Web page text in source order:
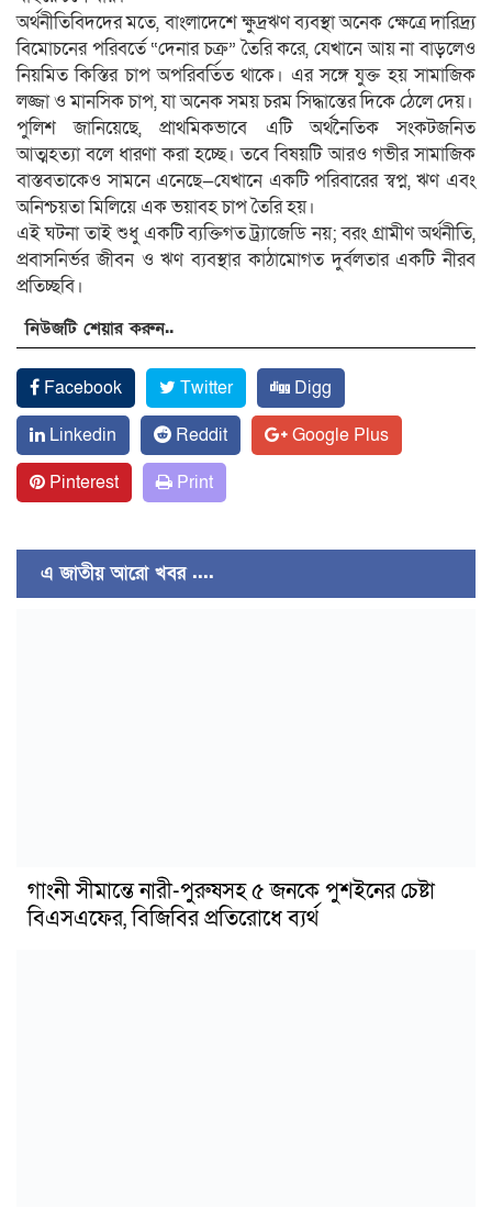
অর্থনীতিবিদদের মতে, বাংলাদেশে ক্ষুদ্রঋণ ব্যবস্থা অনেক ক্ষেত্রে দারিদ্র্য
বিমোচনের পরিবর্তে “দেনার চক্র” তৈরি করে, যেখানে আয় না বাড়লেও
নিয়মিত কিস্তির চাপ অপরিবর্তিত থাকে। এর সঙ্গে যুক্ত হয় সামাজিক
লজ্জা ও মানসিক চাপ, যা অনেক সময় চরম সিদ্ধান্তের দিকে ঠেলে দেয়।
পুলিশ জানিয়েছে, প্রাথমিকভাবে এটি অর্থনৈতিক সংকটজনিত
আত্মহত্যা বলে ধারণা করা হচ্ছে। তবে বিষয়টি আরও গভীর সামাজিক
বাস্তবতাকেও সামনে এনেছে—যেখানে একটি পরিবারের স্বপ্ন, ঋণ এবং
অনিশ্চয়তা মিলিয়ে এক ভয়াবহ চাপ তৈরি হয়।
এই ঘটনা তাই শুধু একটি ব্যক্তিগত ট্র্যাজেডি নয়; বরং গ্রামীণ অর্থনীতি,
প্রবাসনির্ভর জীবন ও ঋণ ব্যবস্থার কাঠামোগত দুর্বলতার একটি নীরব
প্রতিচ্ছবি।
নিউজটি শেয়ার করুন..
Facebook Twitter
Digg
Linkedin
Reddit
Google Plus
Pinterest
Print
এ জাতীয় আরো খবর ....
গাংনী সীমান্তে নারী-পুরুষসহ ৫ জনকে পুশইনের চেষ্টা
বিএসএফের, বিজিবির প্রতিরোধে ব্যর্থ